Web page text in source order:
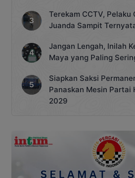
Terekam CCTV, Pelaku
Juanda Sampit
Jangan Lengah, Inilah
Maya yang Paling
Siapkan Saksi
Panaskan Mesin Partai
2029